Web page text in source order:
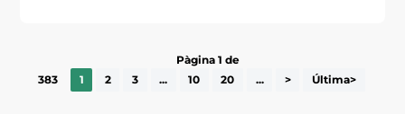
Pàgina 1 de
383
1 2 3 ... 10 20 ... > Última>